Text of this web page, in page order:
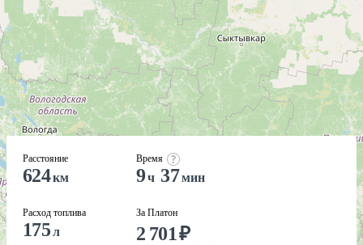
Расстояние
624км
Расход топлива
175л
Время
9ч 37мин
За Платон
2 701₽